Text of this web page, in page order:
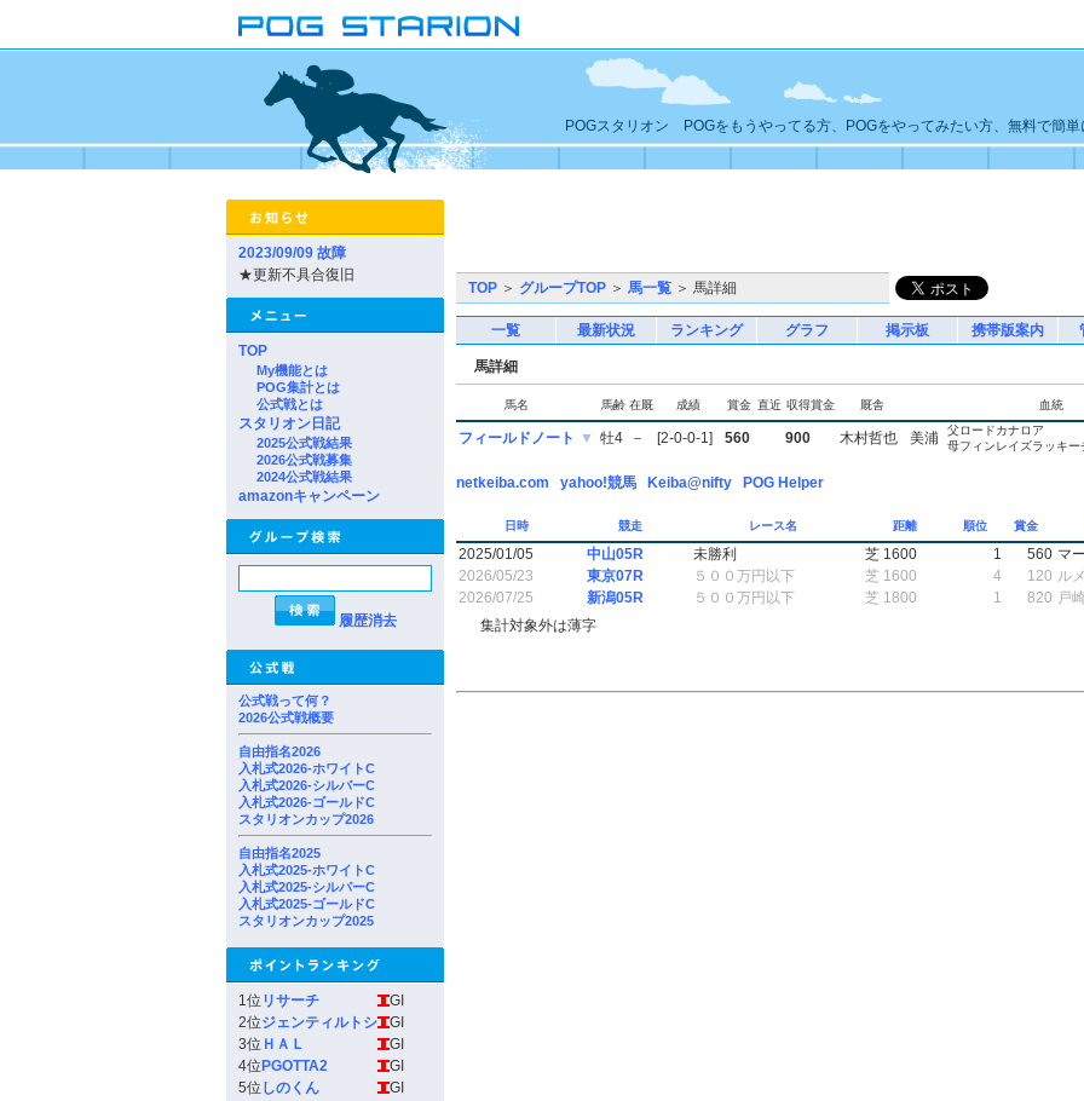
POGスタリオン POGをもうやってる方、POGをやってみたい方、無料で簡単
2023/09/09 故障
★更新不具合復旧
TOP
My機能とは
POG集計とは
公式戦とは
スタリオン日記
2025公式戦結果
2026公式戦募集
2024公式戦結果
amazonキャンペーン
履歴消去
公式戦って何？
2026公式戦概要
自由指名2026
入札式2026-ホワイトC
入札式2026-シルバーC
入札式2026-ゴールドC
スタリオンカップ2026
自由指名2025
入札式2025-ホワイトC
入札式2025-シルバーC
入札式2025-ゴールドC
スタリオンカップ2025
1位 リサーチ
GI
2位ジェンティルトシ
GI
3位 ＨＡＬ
GI
4位 PGOTTA2
GI
5位 しのくん
GI
TOP ＞ グループTOP ＞ 馬一覧 ＞ 馬詳細
一覧 最新状況 ランキング グラフ 掲示板 携帯版案内
馬詳細
馬名 馬齢 在厩 成績 賞金 直近 収得賞金 厩舎 血統
フィールドノート ▼ 牡4 － [2-0-0-1] 560 900 木村哲也 美浦
父ロードカナロア
母フィンレイズラッキー
netkeiba.com yahoo!競馬 Keiba@nifty POG Helper
日時 競走 レース名 距離 順位 賞金
2025/01/05 中山05R 未勝利 芝 1600 1 560 マ
2026/05/23
東京07R ５００万円以下 芝 1600 4 120 ル
2026/07/25
新潟05R ５００万円以下 芝 1800 1 820 戸
集計対象外は薄字